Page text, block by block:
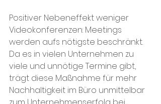
Positiver Nebeneffekt weniger
Videokonferenzen: Meetings
werden aufs nötigste beschränkt.
Da es in vielen Unternehmen zu
viele und unnötige Termine gibt,
trägt diese Maßnahme für mehr
Nachhaltigkeit im Büro unmittelbar